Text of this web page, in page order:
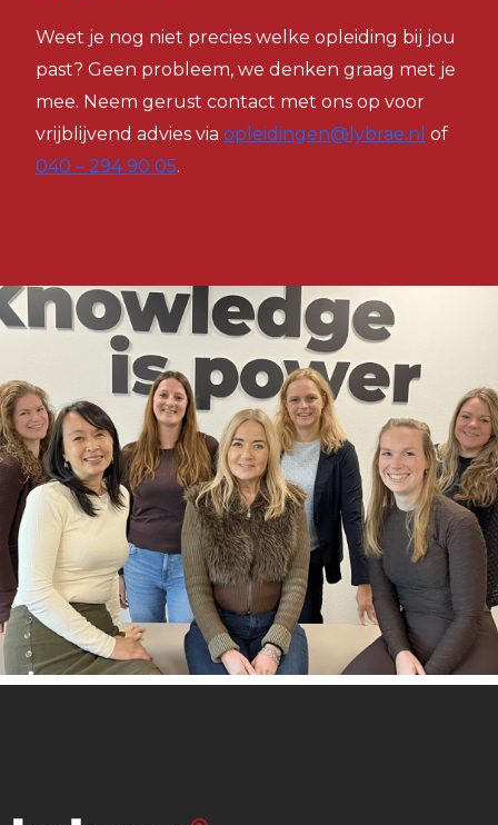
Weet je nog niet precies welke opleiding bij jou
past? Geen probleem, we denken graag met je
mee. Neem gerust contact met ons op voor
vrijblijvend advies via opleidingen@lybrae.nl of
040 – 294 90 05.